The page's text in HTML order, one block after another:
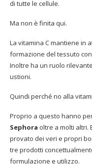
di tutte le cellule.
Ma non è finita qui.
La vitamina C mantiene in
formazione del tessuto
Inoltre ha un ruolo
ustioni.
Quindi perché no alla
Proprio a questo hanno
Sephora oltre a molti altri.
provato dei veri e propri
tre prodotti
formulazione e utilizzo.